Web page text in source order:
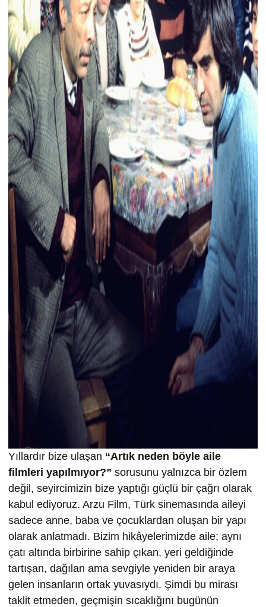
Yıllardır bize ulaşan “Artık neden böyle aile
filmleri yapılmıyor?” sorusunu yalnızca bir özlem
değil, seyircimizin bize yaptığı güçlü bir çağrı olarak
kabul ediyoruz. Arzu Film, Türk sinemasında aileyi
sadece anne, baba ve çocuklardan oluşan bir yapı
olarak anlatmadı. Bizim hikâyelerimizde aile; aynı
çatı altında birbirine sahip çıkan, yeri geldiğinde
tartışan, dağılan ama sevgiyle yeniden bir araya
gelen insanların ortak yuvasıydı. Şimdi bu mirası
taklit etmeden, geçmişin sıcaklığını bugünün